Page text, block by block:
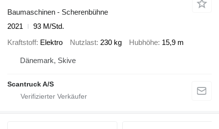
Baumaschinen - Scherenbühne
2021
93 M/Std.
Kraftstoff Elektro Nutzlast 230 kg Hubhöhe 15,9 m
Dänemark, Skive
Scantruck A/S